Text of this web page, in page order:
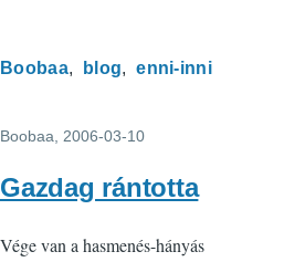
Boobaa blog enni-inni
Boobaa, 2006-03-10
Gazdag rántotta
Vége van a hasmenés-hányás